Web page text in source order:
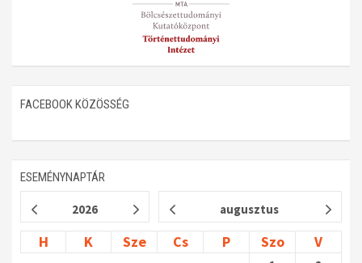
FACEBOOK KÖZÖSSÉG
ESEMÉNYNAPTÁR
2026 augusztus
H K Sze Cs P Szo V